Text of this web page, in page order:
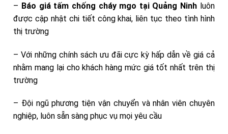
– Báo giá tấm chống cháy mgo tại Quảng Ninh luôn
được cập nhật chi tiết công khai, liên tục theo tình hình
thị trường
– Với những chính sách ưu đãi cực kỳ hấp dẫn về giá cả
nhằm mang lại cho khách hàng mức giá tốt nhất trên thị
trường
– Đội ngũ phương tiện vận chuyển và nhân viên chuyên
nghiệp, luôn sẵn sàng phục vụ mọi yêu cầu